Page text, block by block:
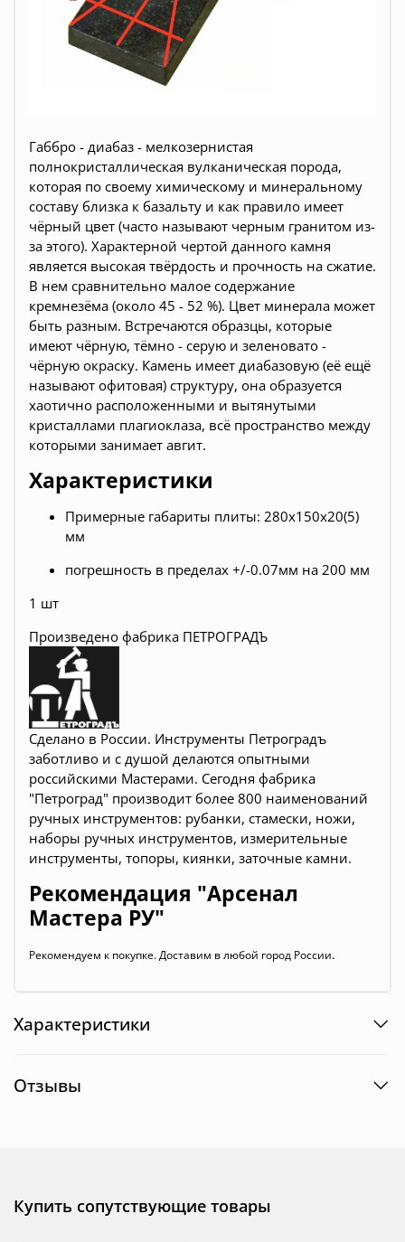
Габбро - диабаз - мелкозернистая
полнокристаллическая вулканическая порода,
которая по своему химическому и минеральному
составу близка к базальту и как правило имеет
чёрный цвет (часто называют черным гранитом из-
за этого). Характерной чертой данного камня
является высокая твёрдость и прочность на сжатие.
В нем сравнительно малое содержание
кремнезёма (около 45 - 52 %). Цвет минерала может
быть разным. Встречаются образцы, которые
имеют чёрную, тёмно - серую и зеленовато -
чёрную окраску. Камень имеет диабазовую (её ещё
называют офитовая) структуру, она образуется
хаотично расположенными и вытянутыми
кристаллами плагиоклаза, всё пространство между
которыми занимает авгит.
Характеристики
Примерные габариты плиты: 280x150х20(5)
мм
погрешность в пределах +/-0.07мм на 200 мм
1 шт
Произведено фабрика ПЕТРОГРАДЪ
Сделано в России. Инструменты Петроградъ
заботливо и с душой делаются опытными
российскими Мастерами. Сегодня фабрика
"Петроград" производит более 800 наименований
ручных инструментов: рубанки, стамески, ножи,
наборы ручных инструментов, измерительные
инструменты, топоры, киянки, заточные камни.
Рекомендация "Арсенал
Мастера РУ"
Рекомендуем к покупке. Доставим в любой город России.
Характеристики
Отзывы
Купить сопутствующие товары